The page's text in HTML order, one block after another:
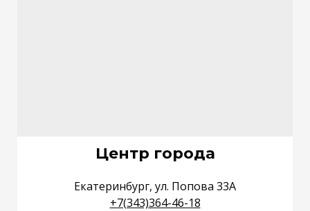
Центр города
Екатеринбург, ул. Попова 33А
+7(343)364-46-18